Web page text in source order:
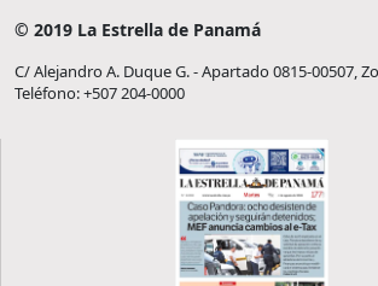
© 2019 La Estrella de Panamá
C/ Alejandro A. Duque G. - Apartado 0815-00507,
Teléfono: +507 204-0000